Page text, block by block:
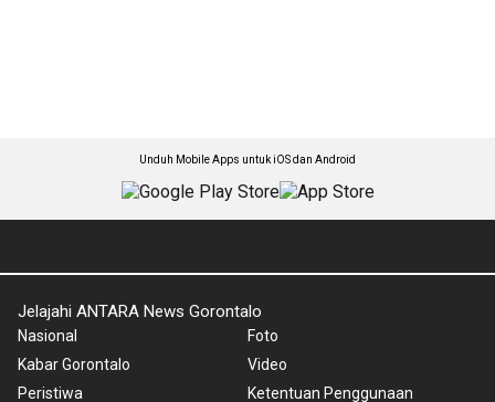
Unduh Mobile Apps untuk iOS dan Android
Jelajahi ANTARA News Gorontalo
Nasional
Kabar Gorontalo
Peristiwa
Foto
Video
Ketentuan Penggunaan